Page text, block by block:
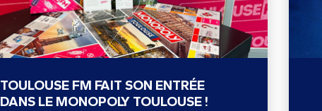
TOULOUSE FM FAIT SON ENTRÉE
DANS LE MONOPOLY TOULOUSE !